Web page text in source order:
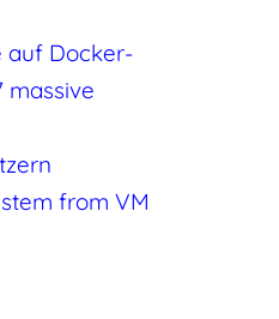
auf Docker-
massive
from VM